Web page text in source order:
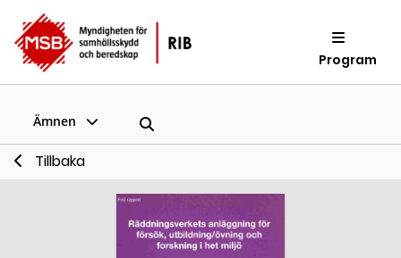
Program
Ämnen
Tillbaka